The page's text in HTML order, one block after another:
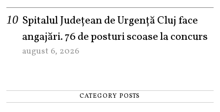
Spitalul Județean de Urgență Cluj face
angajări. 76 de posturi scoase la concurs
august 6, 2026
CATEGORY POSTS